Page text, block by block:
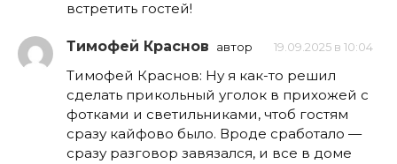
встретить гостей!
Тимофей Краснов автор 19.09.2025 в 10:04
Тимофей Краснов: Ну я как-то решил
сделать прикольный уголок в прихожей с
фотками и светильниками, чтоб гостям
сразу кайфово было. Вроде сработало —
сразу разговор завязался, и все в доме